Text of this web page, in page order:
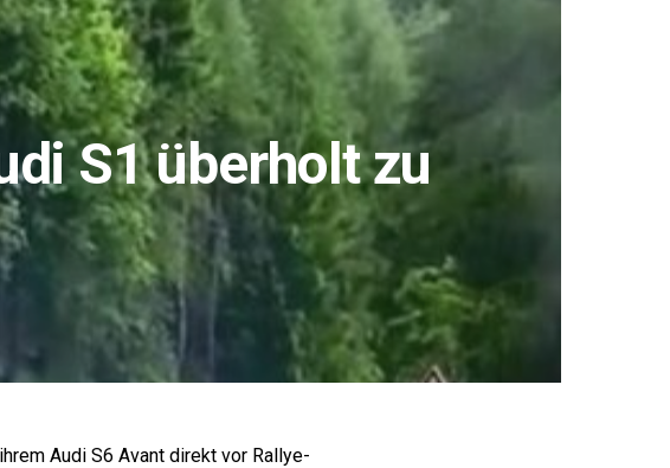
S1 überholt zu
Audi S6 Avant direkt vor Rallye-